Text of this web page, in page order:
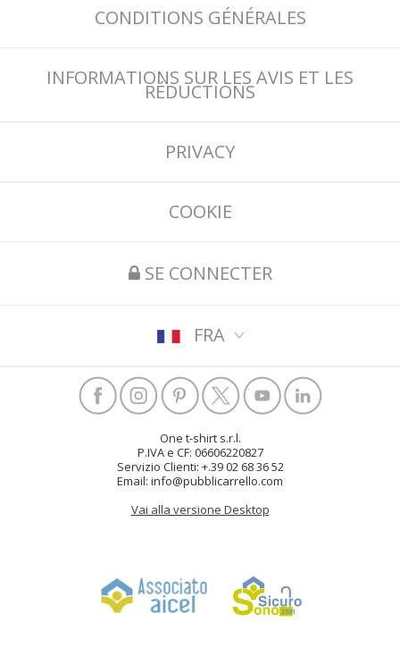
CONDITIONS GÉNÉRALES
INFORMATIONS SUR LES AVIS ET LES
RÉDUCTIONS
PRIVACY
COOKIE
SE CONNECTER
FRA
One t-shirt s.r.l.
P.IVA e CF: 06606220827
Servizio Clienti: +.39 02 68 36 52
Email: info@pubblicarrello.com
Vai alla versione Desktop